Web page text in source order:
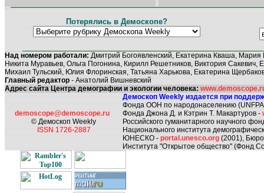
Потерялись в Демоскопе?
Над номером работали:Дмитрий Богоявленский, Екатерина Кваша, Мария
Никита Муравьев, Ольга Погонина, Кирилл Решетников, Виктория Сакевич,
Михаил Тульский, Юлия Флоринская, Татьяна Харькова, Екатерина
Главный редактор- Анатолий Вишневский
Адрес сайта Центра демографии и экологии человека:
demoscope@demoscope.ru
© Демоскоп Weekly
ISSN 1726-2887
Демоскоп Weekly издается при
Фонда ООН по народонаселению
Фонда Джона Д. и Кэтрин Т. Макартуров -
Российского гуманитарного научного
Национального института
ЮНЕСКО -portal.unesco.org(2001),
Института "Открытое общество" (Фонд